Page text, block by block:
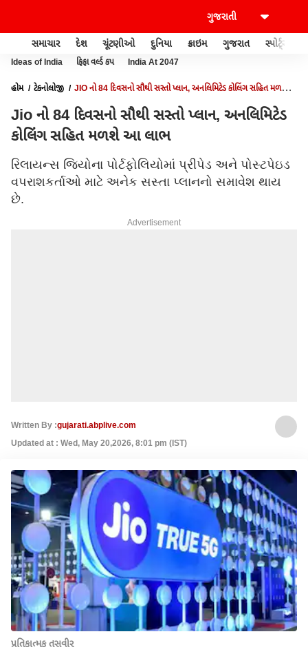
સમાચાર દેશ ચૂંટણીઓ દુનિયા ક્રાઇમ ગુજરાત સ્પોર્ટ્સ
Ideas of India ફિફા વર્લ્ડ કપ India At 2047
હોમ ટેકનોલોજી
JIO નો 84 દિવસનો સૌથી સસ્તો પ્લાન, અનલિમિટેડ કોલિંગ સહિત મળશે
Jio નો 84 દિવસનો સૌથી સસ્તો પ્લાન, અનલિમિટેડ
કોલિંગ સહિત મળશે આ લાભ
રિલાયન્સ જિયોના પોર્ટફોલિયોમાં પ્રીપેડ અને પોસ્ટપેઇડ
વપરાશકર્તાઓ માટે અનેક સસ્તા પ્લાનનો સમાવેશ થાય
છે.
Advertisement
Written By :gujarati.abplive.com
Updated at : Wed, May 20,2026, 8:01 pm (IST)
પ્રતિકાત્મક તસવીર